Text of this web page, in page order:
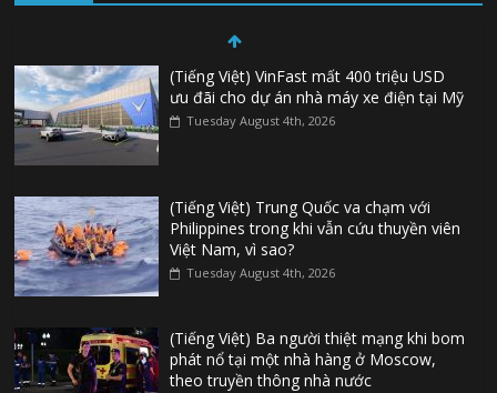
(Tiếng Việt) VinFast mất 400 triệu USD
ưu đãi cho dự án nhà máy xe điện tại Mỹ
Tuesday August 4th, 2026
(Tiếng Việt) Trung Quốc va chạm với
Philippines trong khi vẫn cứu thuyền viên
Việt Nam, vì sao?
Tuesday August 4th, 2026
(Tiếng Việt) Ba người thiệt mạng khi bom
phát nổ tại một nhà hàng ở Moscow,
theo truyền thông nhà nước